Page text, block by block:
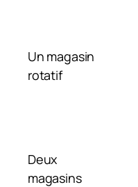
Un magasin
rotatif
Deux
magasins